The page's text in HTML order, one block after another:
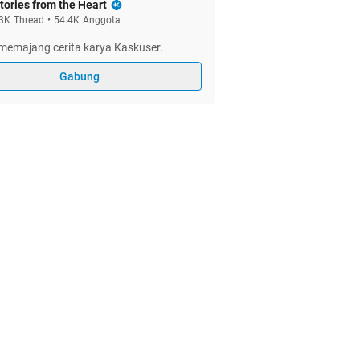
from the Heart
Thread • 54.4K Anggota
cerita karya Kaskuser.
Gabung